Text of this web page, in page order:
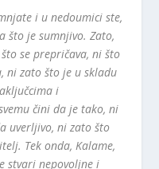
i u nedoumici ste,
što je sumnjivo. Zato,
se prepričava, ni što
ni zato što je u skladu
i
čini da je tako, ni
uverljivo, ni zato što
Tek onda, Kalame,
stvari nepovoljne i